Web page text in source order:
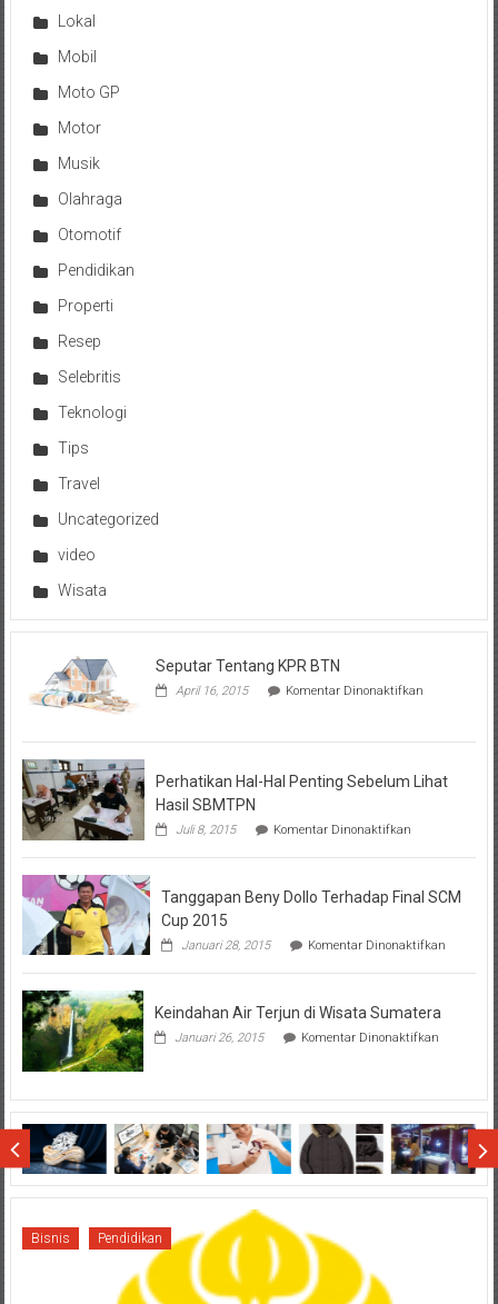
Lokal
Mobil
Moto GP
Motor
Musik
Olahraga
Otomotif
Pendidikan
Properti
Resep
Selebritis
Teknologi
Tips
Travel
Uncategorized
video
Wisata
Seputar Tentang KPR BTN
April 16, 2015 Komentar Dinonaktifkanpada
KPR
Perhatikan Hal-Hal Penting Sebelum Lihat
Hasil SBMTPN
Juli 8, 2015 Komentar Dinonaktifkanpada
Hal-
Penting
Hasil
Tanggapan Beny Dollo Terhadap Final SCM
Cup 2015
Januari 28, 2015 Komentar Dinonaktifkanpada
Beny
Keindahan Air Terjun di Wisata Sumatera
Januari 26, 2015 Komentar Dinonaktifkanpada
di
Wisata
Sumatera
Bisnis Pendidikan